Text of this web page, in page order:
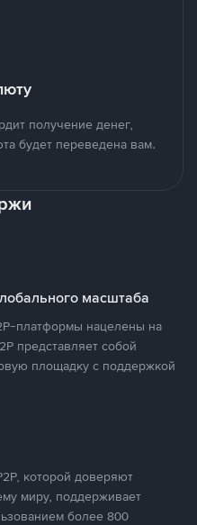
получение денег,
будет переведена вам.
масштаба
платформы нацелены на
представляет собой
площадку с поддержкой
которой доверяют
миру, поддерживает
более 800